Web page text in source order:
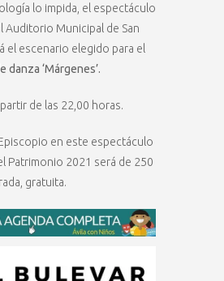
lo impida, el espectáculo
Auditorio Municipal de San
el escenario elegido para el
danza ‘Márgenes’.
de las 22,00 horas.
en este espectáculo
Patrimonio 2021 será de 250
gratuita.